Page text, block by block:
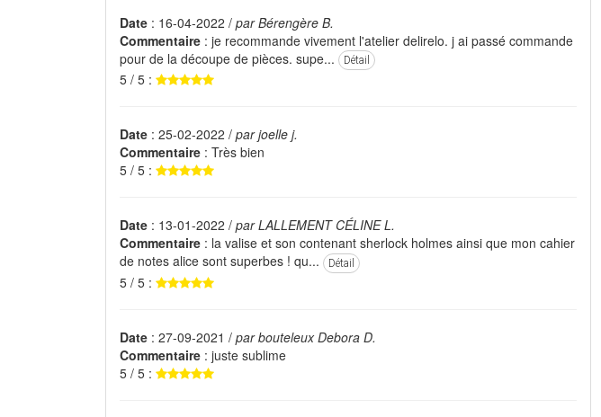
Date : 16-04-2022 / par Bérengère B.
Commentaire : je recommande vivement l'atelier delirelo. j ai passé commande
pour de la découpe de pièces. supe...
Détail
5 / 5 :
Date : 25-02-2022 / par joelle j.
Commentaire : Très bien
5 / 5 :
Date : 13-01-2022 / par LALLEMENT CÉLINE L.
Commentaire : la valise et son contenant sherlock holmes ainsi que mon cahier
de notes alice sont superbes ! qu...
Détail
5 / 5 :
Date : 27-09-2021 / par bouteleux Debora D.
Commentaire : juste sublime
5 / 5 :